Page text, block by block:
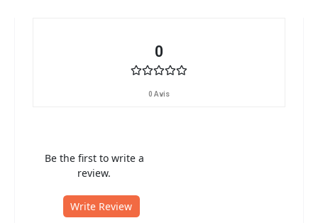
0
0 Avis
Be the first to write a
review.
Write Review